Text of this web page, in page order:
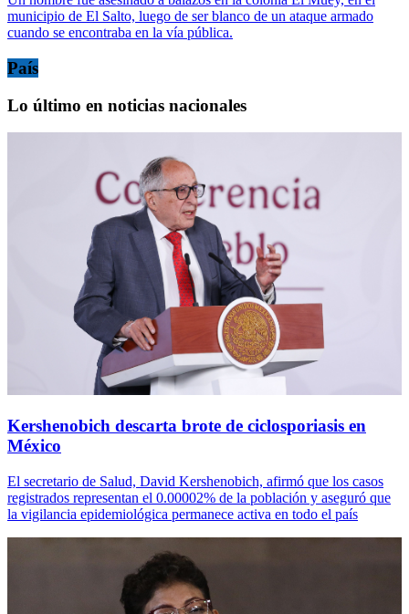
municipio de El Salto, luego de ser blanco de un ataque armado
cuando se encontraba en la vía pública.
País
Lo último en noticias nacionales
Kershenobich descarta brote de ciclosporiasis en
México
El secretario de Salud, David Kershenobich, afirmó que los casos
registrados representan el 0.00002% de la población y aseguró que
la vigilancia epidemiológica permanece activa en todo el país